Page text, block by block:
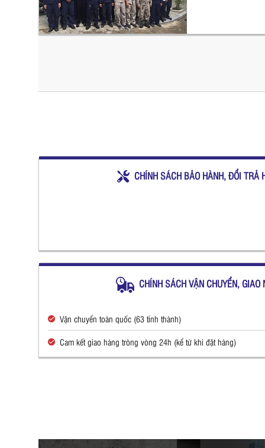
CHÍNH SÁCH BẢO HÀNH, ĐỔI TRẢ
CHÍNH SÁCH VẬN CHUYỂN, GIAO
Vận chuyển toàn quốc (63 tỉnh thành)
Cam kết giao hàng tròng vòng 24h (kể từ khi đặt hàng)